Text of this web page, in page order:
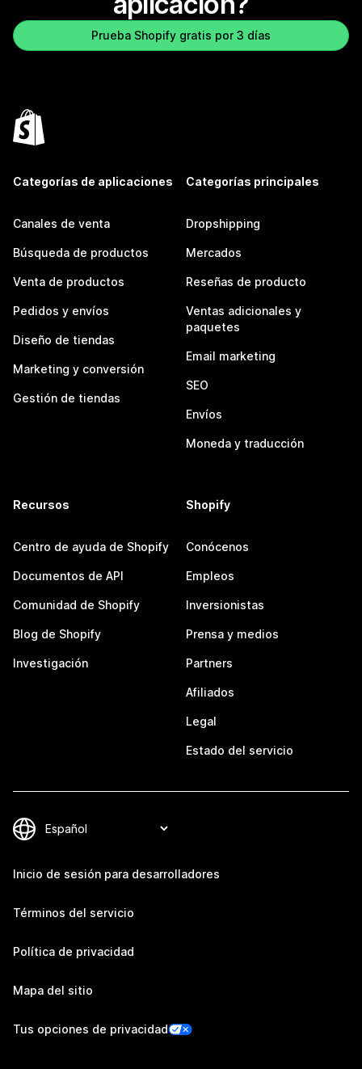
Prueba Shopify gratis por 3 días
Categorías de aplicaciones
Canales de venta
Búsqueda de productos
Venta de productos
Pedidos y envíos
Diseño de tiendas
Marketing y conversión
Gestión de tiendas
Categorías principales
Dropshipping
Mercados
Reseñas de producto
Ventas adicionales y
paquetes
Email marketing
SEO
Envíos
Moneda y traducción
Recursos
Centro de ayuda de Shopify
Documentos de API
Comunidad de Shopify
Blog de Shopify
Investigación
Shopify
Conócenos
Empleos
Inversionistas
Prensa y medios
Partners
Afiliados
Legal
Estado del servicio
Inicio de sesión para desarrolladores
Términos del servicio
Política de privacidad
Mapa del sitio
Tus opciones de privacidad